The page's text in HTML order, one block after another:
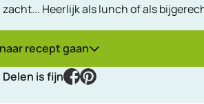
Heerlijk als lunch of als
naar recept gaan
Delen is fijn
facebook
pinterest